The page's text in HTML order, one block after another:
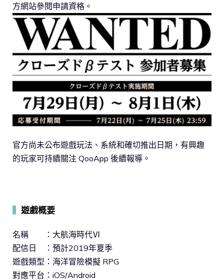
方網站參閱申請資格。
官方尚未公布遊戲玩法、系統和確切推出日期，有興趣
的玩家可持續關注 QooApp 後續報導。
遊戲概要
名稱 ：大航海時代Ⅵ
配信日 ：預計2019年夏季
遊戲類型：海洋冒險模擬 RPG
對應平台：iOS/Android